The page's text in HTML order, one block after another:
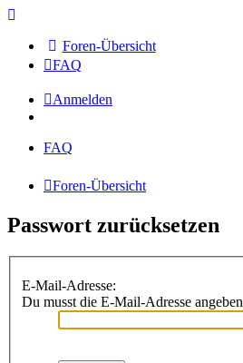
Foren-Übersicht
FAQ
Anmelden
FAQ
Foren-Übersicht
Passwort zurücksetzen
E-Mail-Adresse:
Du musst die E-Mail-Adresse